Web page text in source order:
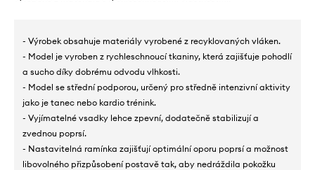
- Výrobek obsahuje materiály vyrobené z recyklovaných vláken.
- Model je vyroben z rychleschnoucí tkaniny, která zajišťuje pohodlí
a sucho díky dobrému odvodu vlhkosti.
- Model se střední podporou, určený pro středně intenzivní aktivity
jako je tanec nebo kardio trénink.
- Vyjímatelné vsadky lehce zpevní, dodatečně stabilizují a
zvednou poprsí.
- Nastavitelná ramínka zajišťují optimální oporu poprsí a možnost
libovolného přizpůsobení postavě tak, aby nedráždila pokožku